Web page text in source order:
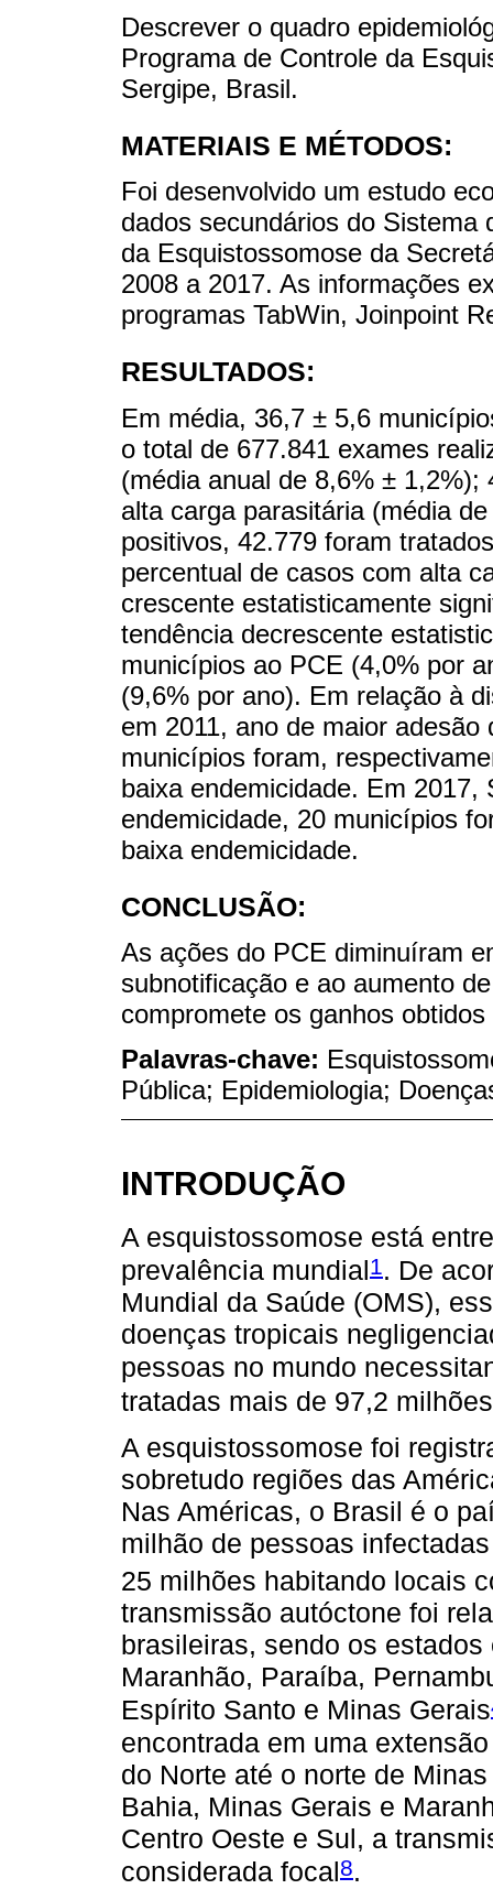
Descrever o quadro
Programa de Controle da
Sergipe, Brasil.
MATERIAIS E MÉTODOS:
Foi desenvolvido um estudo
dados secundários do Sistema
da Esquistossomose da
2008 a 2017. As informações
programas TabWin, Joinpoint
RESULTADOS:
Em média, 36,7 ± 5,6
o total de 677.841 exames
(média anual de 8,6% ±
alta carga parasitária (média
positivos, 42.779 foram
percentual de casos com alta
crescente estatisticamente
tendência decrescente
municípios ao PCE (4,0% por
(9,6% por ano). Em relação à
em 2011, ano de maior
municípios foram,
baixa endemicidade. Em
endemicidade, 20 municípios
baixa endemicidade.
CONCLUSÃO:
As ações do PCE diminuíram
subnotificação e ao aumento
compromete os ganhos
Palavras-chave:
Pública; Epidemiologia;
INTRODUÇÃO
A esquistossomose está
prevalência mundial1. De
Mundial da Saúde (OMS),
doenças tropicais
pessoas no mundo
tratadas mais de 97,2
A esquistossomose foi
sobretudo regiões das
Nas Américas, o Brasil é o
milhão de pessoas
25 milhões habitando locais
transmissão autóctone foi
brasileiras, sendo os
Maranhão, Paraíba,
Espírito Santo e Minas Gerais
encontrada em uma
do Norte até o norte de
Bahia, Minas Gerais e
Centro Oeste e Sul, a
considerada focal8.